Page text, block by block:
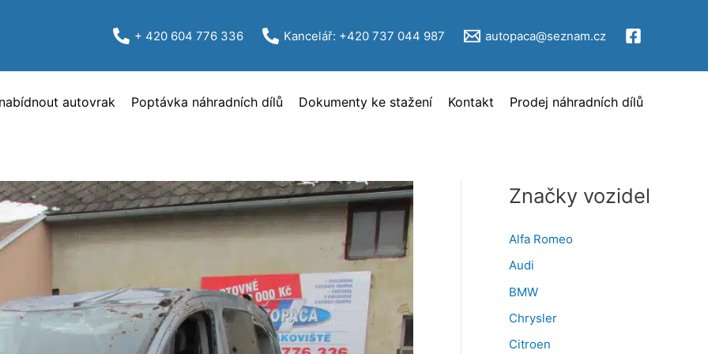
+ 420 604 776 336 Kancelář: +420 737 044 987 autopaca@seznam.cz
autovrak Poptávka náhradních dílů Dokumenty ke stažení Kontakt Prodej náhradních dílů
Značky vozidel
Alfa Romeo
Audi
BMW
Chrysler
Citroen
ý
r
e
c
e